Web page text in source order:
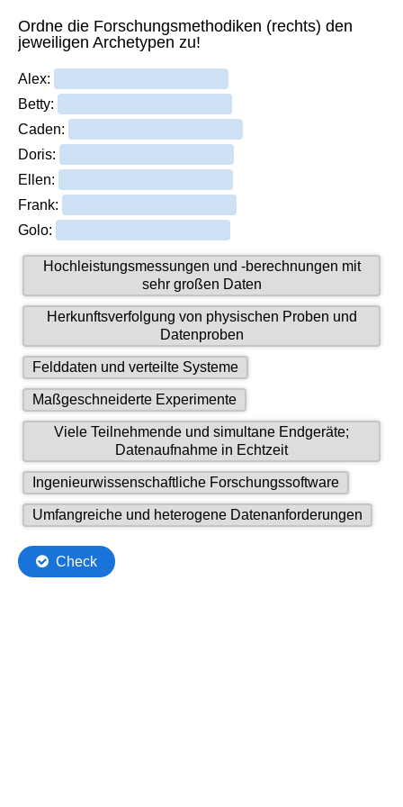
Ordne die Forschungsmethodiken (rechts) den
jeweiligen Archetypen zu!
Alex:
Betty:
Caden:
Doris:
Ellen:
Frank:
Golo:
Hochleistungsmessungen und -berechnungen mit
sehr großen Daten
1
7
draggables.
Herkunftsverfolgung von physischen Proben und
Datenproben
2
7
Felddaten und verteilte Systeme
of
draggables.
Maßgeschneiderte Experimente
of
7
draggables.
Viele Teilnehmende und simultane Endgeräte;
Datenaufnahme in Echtzeit
5
of
7
draggables.
Ingenieurwissenschaftliche Forschungssoftware
of
7
Umfangreiche und heterogene Datenanforderungen
of
Check